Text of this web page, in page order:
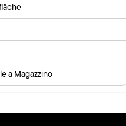
a Magazzino